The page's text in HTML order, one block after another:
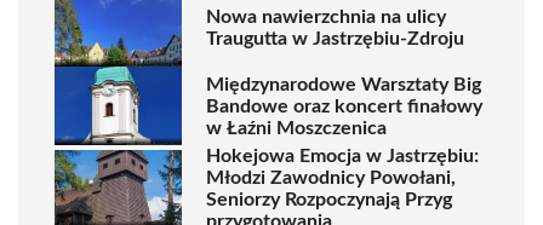
Nowa nawierzchnia na ulicy
Traugutta w Jastrzębiu-Zdroju
Międzynarodowe Warsztaty Big
Bandowe oraz koncert finałowy
w Łaźni Moszczenica
Hokejowa Emocja w Jastrzębiu:
Młodzi Zawodnicy Powołani,
Seniorzy Rozpoczynają Przyg